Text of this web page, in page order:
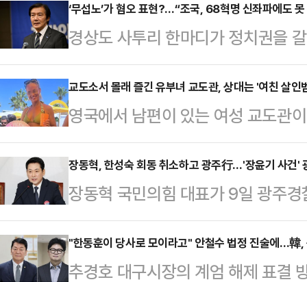
센 격론에 휩싸일 전망이다. 경찰의
아낸 사실이 드러나면서, 제도 폐지
신중론이 고개를 들고 있어서다. 특
서 당내 세력 대결과 여야 대치 전
민주당 의원은 8일 페이스북에 "검
는 반대한다"면서…
‘무섭노’가 혐오 표현?…“조국, 68혁명 신좌파에도
경상도 사투리 한마디가 정치권을
멤버 원이가 유튜브 방송에서 쓴 ‘
이라는 지적이 나오자, 조국 전 조
별법’을 제시한 데 이어 이튿날에
이상 사용하지 말아야 한다”며 가
일 생방송한 데일리안TV 정치 시사
서 이 논란을 조국 전 대표의 정체
안의 성격부…
교도소서 몰래 즐긴 유부녀 교도관, 상대는 '여친 살인
영국에서 남편이 있는 여성 교도관
관계를 맺었다는 의혹이 제기되면
다.4일(현지시간) 영국 더선에 따
가 최근 잉글랜드 케임브리지셔에
의 프랭클랜드 교도소로 옮겨졌다.
시설로 '괴물 저택'으로 불리는 곳
속 여성 교도관 태미 데플린과의 부
장동혁, 한성숙 회동 취소하고 광주行…'장윤기 사건'
장동혁 국민의힘 대표가 9일 광주
기 사건'과 관련한 일정으로, 여권
하기 위한 포석으로 풀이된다.국민
한성숙 국무총리와의 첫 회동을 취
"한동훈이 당사로 모이라고" 안철수 법정 진술에…韓,
추경호 대구시장의 계엄 해제 표결